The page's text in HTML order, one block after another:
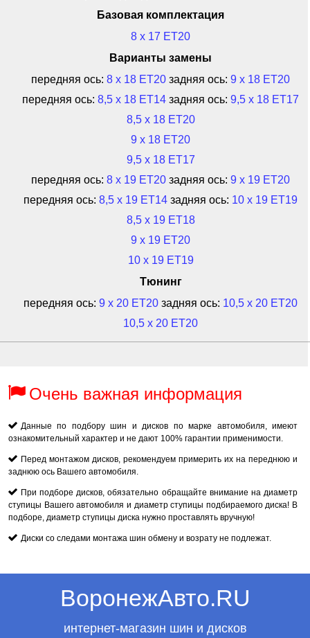
Базовая комплектация
8 x 17 ET20
Варианты замены
передняя ось: 8 x 18 ET20 задняя ось: 9 x 18 ET20
передняя ось: 8,5 x 18 ET14 задняя ось: 9,5 x 18 ET17
8,5 x 18 ET20
9 x 18 ET20
9,5 x 18 ET17
передняя ось: 8 x 19 ET20 задняя ось: 9 x 19 ET20
передняя ось: 8,5 x 19 ET14 задняя ось: 10 x 19 ET19
8,5 x 19 ET18
9 x 19 ET20
10 x 19 ET19
Тюнинг
передняя ось: 9 x 20 ET20 задняя ось: 10,5 x 20 ET20
10,5 x 20 ET20
Очень важная информация
Данные по подбору шин и дисков по марке автомобиля, имеют
ознакомительный характер и не дают 100% гарантии применимости.
Перед монтажом дисков, рекомендуем примерить их на переднюю и
заднюю ось Вашего автомобиля.
При подборе дисков, обязательно обращайте внимание на диаметр
ступицы Вашего автомобиля и диаметр ступицы подбираемого диска! В
подборе, диаметр ступицы диска нужно проставлять вручную!
Диски со следами монтажа шин обмену и возрату не подлежат.
ВоронежАвто.RU
интернет-магазин шин и дисков